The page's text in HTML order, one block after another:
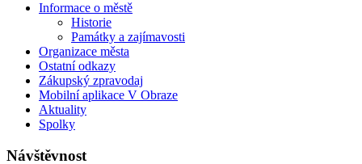
Informace o městě
Historie
Památky a zajímavosti
Organizace města
Ostatní odkazy
Zákupský zpravodaj
Mobilní aplikace V Obraze
Aktuality
Spolky
Návštěvnost